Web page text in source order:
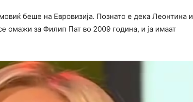
беше на Евровизија. Познато е дека Леонтина и
омажи за Филип Пат во 2009 година, и ја имаат